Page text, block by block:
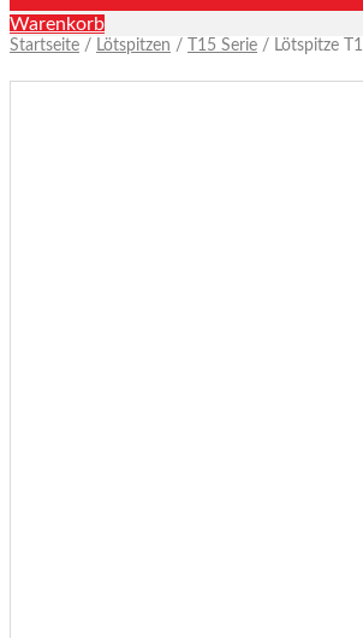
Warenkorb
Startseite / Lötspitzen / T15 Serie / Lötspitze